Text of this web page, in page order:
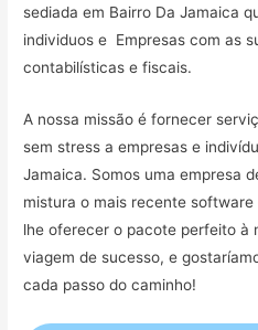
sediada em Bairro Da Jamaica
individuos e Empresas com as
contabilísticas e fiscais.
A nossa missão é fornecer
sem stress a empresas e
Jamaica. Somos uma empresa
mistura o mais recente
lhe oferecer o pacote perfeito à
viagem de sucesso, e
cada passo do caminho!